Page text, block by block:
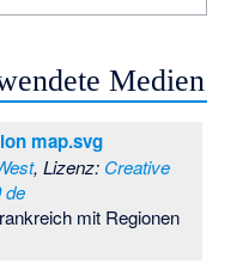
Medien
map.svg
, Lizenz: Creative
de
mit Regionen